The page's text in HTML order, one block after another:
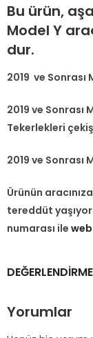
Bu ürün,
Model Y
dur.
2019 ve Sonrası
2019 ve Sonrası
Tekerlekleri
2019 ve Sonrası
Ürünün
tereddüt
numarası ile web
Yorumlar